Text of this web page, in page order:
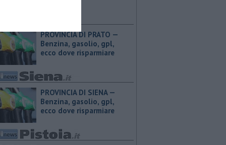
PROVINCIA DI PRATO — ​
Benzina, gasolio, gpl,
ecco dove risparmiare
PROVINCIA DI SIENA — ​
Benzina, gasolio, gpl,
ecco dove risparmiare